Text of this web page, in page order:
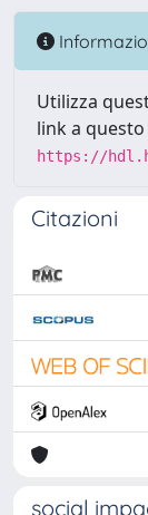
Utilizza
link a
https://
Citazioni
social